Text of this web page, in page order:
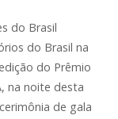
do Brasil
do Brasil na
do Prêmio
na noite desta
de gala